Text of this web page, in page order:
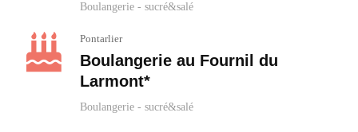
Boulangerie - sucré&salé
Pontarlier
Boulangerie au Fournil du
Larmont*
Boulangerie - sucré&salé